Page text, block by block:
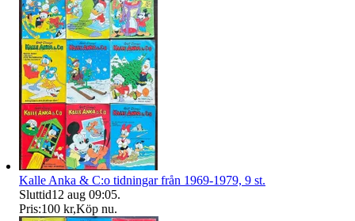
Kalle Anka & C:o tidningar från 1969-1979, 9 st.
Sluttid12 aug 09:05.
Pris:100 kr,Köp nu.